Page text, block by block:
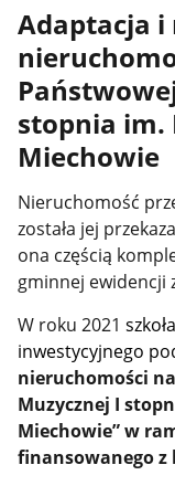
Adaptacja i
stopnia im.
Miechowie
Nieruchomość
została jej
ona częścią
gminnej ewidencji
W roku 2021
inwestycyjnego
nieruchomości
Muzycznej I
Miechowie” w
finansowanego z